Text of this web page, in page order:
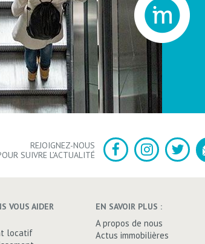
REJOIGNEZ-NOUS
SUIVRE L’ACTUALITÉ
VOUS AIDER
locatif
EN SAVOIR PLUS :
A propos de nous
Actus immobilières